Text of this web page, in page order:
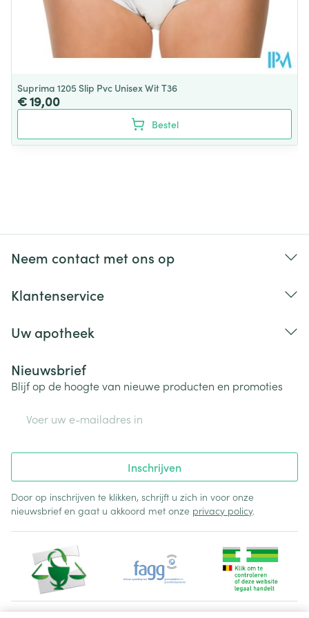
Suprima 1205 Slip Pvc Unisex Wit T36
€ 19,00
Bestel
Neem contact met ons op
Klantenservice
Uw apotheek
Nieuwsbrief
Blijf op de hoogte van nieuwe producten en promoties
Inschrijven
Door op inschrijven te klikken, schrijft u zich in voor onze
nieuwsbrief en gaat u akkoord met onze privacy policy.